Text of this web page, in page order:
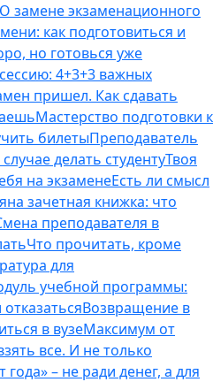
замене экзаменационного
как подготовиться и
но готовься уже
4+3+3 важных
пришел. Как сдавать
Мастерство подготовки к
билетыПреподаватель
делать студентуТвоя
на экзаменеЕсть ли смысл
зачетная книжка: что
преподавателя в
Что прочитать, кроме
для
учебной программы:
Возвращение в
в вузеМаксимум от
все. И не только
– не ради денег, а для